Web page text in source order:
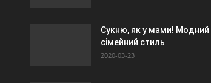
Сукню, як у мами! Модний
сімейний стиль
2020-03-23